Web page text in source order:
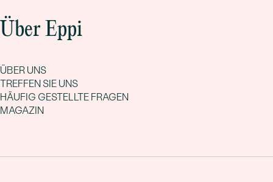
Über Eppi
ÜBER UNS
TREFFEN SIE UNS
HÄUFIG GESTELLTE FRAGEN
MAGAZIN